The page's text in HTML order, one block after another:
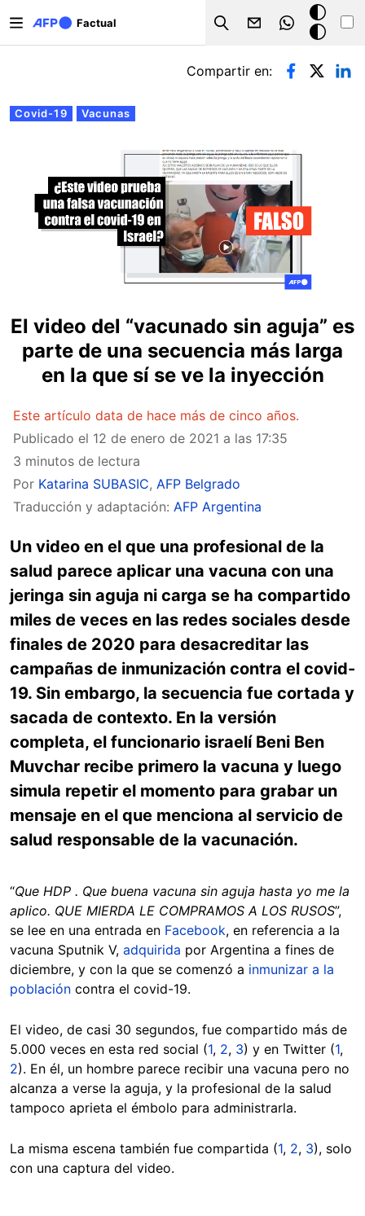
Factual
Search
Modo
oscuro
Solapas principales
Covid-19 Vacunas
Compartir en:
El video del “vacunado sin aguja” es
parte de una secuencia más larga
en la que sí se ve la inyección
Este artículo data de hace más de cinco años.
Publicado el 12 de enero de 2021 a las 17:35
3 minutos de lectura
Por Katarina SUBASIC, AFP Belgrado
Traducción y adaptación: AFP Argentina
Un video en el que una profesional de la
salud parece aplicar una vacuna con una
jeringa sin aguja ni carga se ha compartido
miles de veces en las redes sociales desde
finales de 2020 para desacreditar las
campañas de inmunización contra el covid-
19. Sin embargo, la secuencia fue cortada y
sacada de contexto. En la versión
completa, el funcionario israelí Beni Ben
Muvchar recibe primero la vacuna y luego
simula repetir el momento para grabar un
mensaje en el que menciona al servicio de
salud responsable de la vacunación.
“Que HDP . Que buena vacuna sin aguja hasta yo me la
aplico. QUE MIERDA LE COMPRAMOS A LOS RUSOS”,
se lee en una entrada en Facebook, en referencia a la
vacuna Sputnik V, adquirida por Argentina a fines de
diciembre, y con la que se comenzó a inmunizar a la
población contra el covid-19.
El video, de casi 30 segundos, fue compartido más de
5.000 veces en esta red social (1, 2, 3) y en Twitter (1,
2). En él, un hombre parece recibir una vacuna pero no
alcanza a verse la aguja, y la profesional de la salud
tampoco aprieta el émbolo para administrarla.
La misma escena también fue compartida (1, 2, 3), solo
con una captura del video.